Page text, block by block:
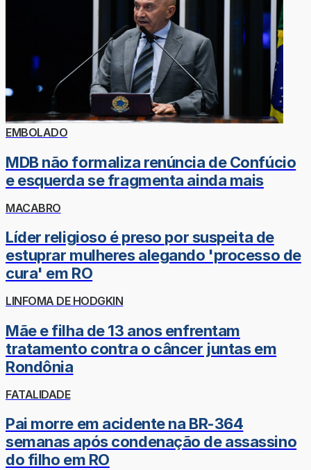
EMBOLADO
MDB não formaliza renúncia de Confúcio
e esquerda se fragmenta ainda mais
MACABRO
Líder religioso é preso por suspeita de
estuprar mulheres alegando 'processo de
cura' em RO
LINFOMA DE HODGKIN
Mãe e filha de 13 anos enfrentam
tratamento contra o câncer juntas em
Rondônia
FATALIDADE
Pai morre em acidente na BR-364
semanas após condenação de assassino
do filho em RO